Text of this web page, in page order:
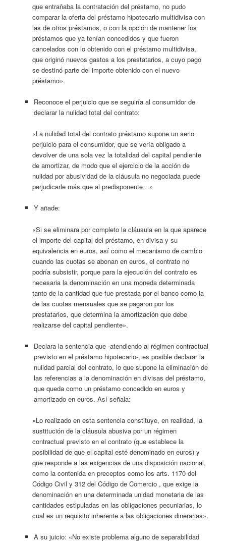
que entrañaba la contratación del préstamo, no pudo
comparar la oferta del préstamo hipotecario multidivisa con
las de otros préstamos, o con la opción de mantener los
préstamos que ya tenían concedidos y que fueron
cancelados con lo obtenido con el préstamo multidivisa,
que originó nuevos gastos a los prestatarios, a cuyo pago
se destinó parte del importe obtenido con el nuevo
préstamo».
Reconoce el perjuicio que se seguiría al consumidor de
declarar la nulidad total del contrato:
«La nulidad total del contrato préstamo supone un serio
perjuicio para el consumidor, que se vería obligado a
devolver de una sola vez la totalidad del capital pendiente
de amortizar, de modo que el ejercicio de la acción de
nulidad por abusividad de la cláusula no negociada puede
perjudicarle más que al predisponente…»
Y añade:
«Si se eliminara por completo la cláusula en la que aparece
el importe del capital del préstamo, en divisa y su
equivalencia en euros, así como el mecanismo de cambio
cuando las cuotas se abonan en euros, el contrato no
podría subsistir, porque para la ejecución del contrato es
necesaria la denominación en una moneda determinada
tanto de la cantidad que fue prestada por el banco como la
de las cuotas mensuales que se pagaron por los
prestatarios, que determina la amortización que debe
realizarse del capital pendiente».
Declara la sentencia que -atendiendo al régimen contractual
previsto en el préstamo hipotecario-, es posible declarar la
nulidad parcial del contrato, lo que supone la eliminación de
las referencias a la denominación en divisas del préstamo,
que queda como un préstamo concedido en euros y
amortizado en euros. Así señala:
«Lo realizado en esta sentencia constituye, en realidad, la
sustitución de la cláusula abusiva por un régimen
contractual previsto en el contrato (que establece la
posibilidad de que el capital esté denominado en euros) y
que responde a las exigencias de una disposición nacional,
como la contenida en preceptos como los arts. 1170 del
Código Civil y 312 del Código de Comercio , que exige la
denominación en una determinada unidad monetaria de las
cantidades estipuladas en las obligaciones pecuniarias, lo
cual es un requisito inherente a las obligaciones dinerarias».
A su juicio: «No existe problema alguno de separabilidad